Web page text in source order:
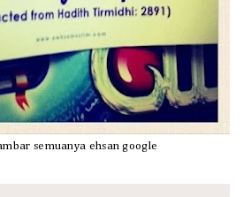
semuanya ehsan google